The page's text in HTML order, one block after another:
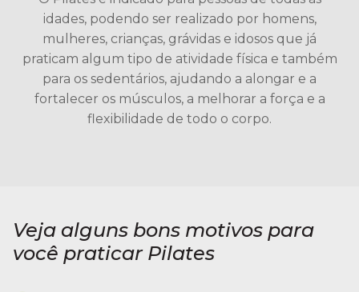
idades, podendo ser realizado por homens,
mulheres, crianças, grávidas e idosos que já
praticam algum tipo de atividade física e também
para os sedentários, ajudando a alongar e a
fortalecer os músculos, a melhorar a força e a
flexibilidade de todo o corpo.
Veja alguns bons motivos para
você praticar Pilates